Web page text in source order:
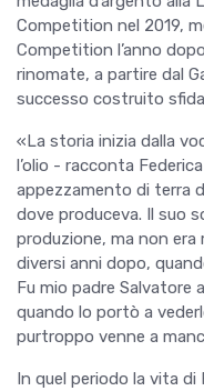
Competition nel 2019,
Competition l’anno
rinomate, a partire dal
successo costruito
«La storia inizia dalla
l’olio - racconta
appezzamento di terra
dove produceva. Il suo
produzione, ma non era
diversi anni dopo,
Fu mio padre Salvatore
quando lo portò a
purtroppo venne a
In quel periodo la vita di